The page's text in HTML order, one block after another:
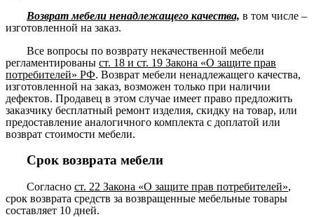
Возврат мебели ненадлежащего качества, в том числе –
изготовленной на заказ.
Все вопросы по возврату некачественной мебели
регламентированы ст. 18 и ст. 19 Закона «О защите прав
потребителей» РФ. Возврат мебели ненадлежащего качества,
изготовленной на заказ, возможен только при наличии
дефектов. Продавец в этом случае имеет право предложить
заказчику бесплатный ремонт изделия, скидку на товар, или
предоставление аналогичного комплекта с доплатой или
возврат стоимости мебели.
Срок возврата мебели
Согласно ст. 22 Закона «О защите прав потребителей»,
срок возврата средств за возвращенные мебельные товары
составляет 10 дней.